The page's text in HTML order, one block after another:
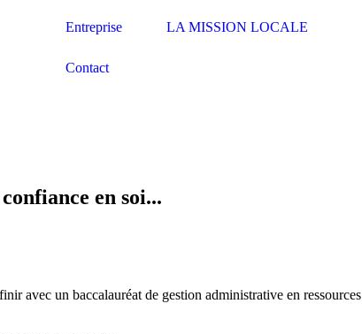
Entreprise LA MISSION LOCALE
Contact
en soi...
avec un baccalauréat de gestion administrative en ressources